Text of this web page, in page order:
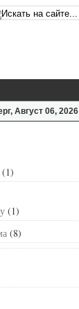
Август 06, 2026
(1)
(1)
(8)